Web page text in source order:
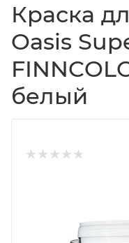
Краска
Oasis
белый